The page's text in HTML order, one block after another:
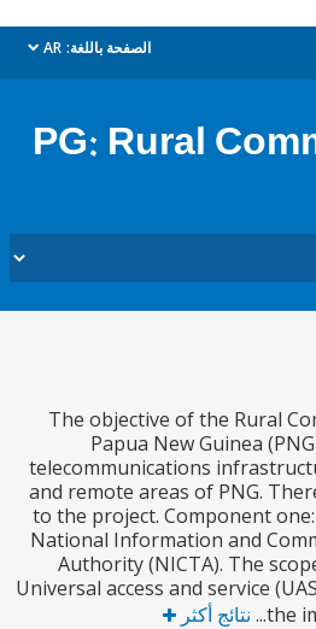
الصفحة باللغة: AR
dropdown
PG: Rural
The objective of the
Papua New
telecommunications
and remote areas of
to the project.
National Information
Authority (NICTA).
Universal access and
نتائج أكثر